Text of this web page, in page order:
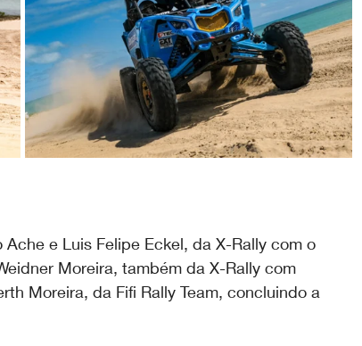
e Luis Felipe Eckel, da X-Rally com o
Moreira, também da X-Rally com
Moreira, da Fifi Rally Team, concluindo a